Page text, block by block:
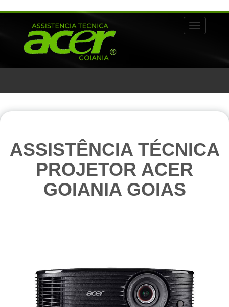
Alternar
ASSISTÊNCIA TÉCNICA
PROJETOR ACER
GOIANIA GOIAS